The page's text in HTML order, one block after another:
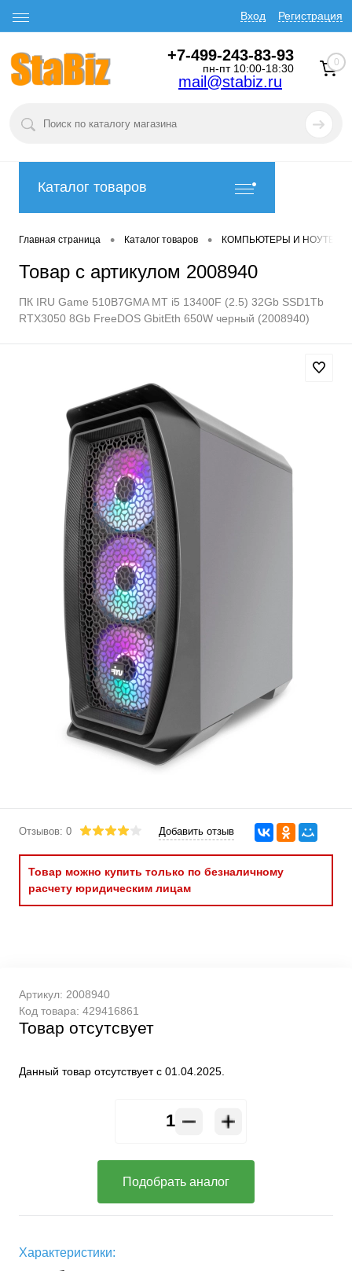
Вход Регистрация
+7-499-243-83-93
пн-пт 10:00-18:30
mail@stabiz.ru
0
Каталог товаров
Главная страница • Каталог товаров • КОМПЬЮТЕРЫ И
Товар с артикулом 2008940
ПК IRU Game 510B7GMA MT i5 13400F (2.5) 32Gb SSD1Tb
RTX3050 8Gb FreeDOS GbitEth 650W черный (2008940)
Отзывов: 0 Добавить отзыв
Товар можно купить только по безналичному
расчету юридическим лицам
Артикул: 2008940
Код товара: 429416861
Товар отсутсвует
Данный товар отсутствует с 01.04.2025.
Подобрать аналог
Характеристики: